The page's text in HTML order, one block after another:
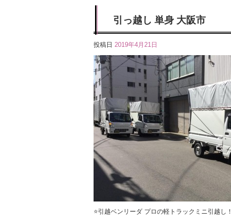
引っ越し 単身 大阪市
投稿日 2019年4月21日
⭐️引越ベンリーダ プロの軽トラックミニ引越し！